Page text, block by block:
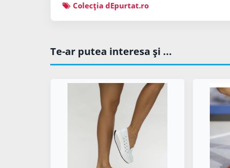
Colecţia dEpurtat.ro
Te-ar putea interesa şi ...